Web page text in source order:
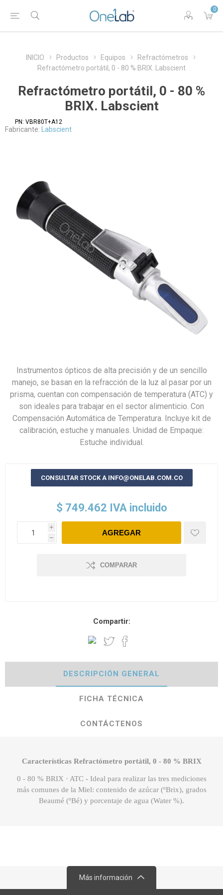
0
INICIO Productos Equipos
Refractómetros
Refractómetro portátil, 0 - 80 % BRIX. Labscient
Refractómetro portátil, 0 - 80 %
BRIX. Labscient
PN: VBR80T+A12
Fabricante: Labscient
Instrumentos ópticos de alta precisión y de un sencillo
manejo, se basan en la refracción de la luz al pasar por un
prisma, cuentan con compensación de temperatura (ATC) y
son ideales para trabajar en el sector alimenticio. Con
Compensación Automática de Temperatura. Incluye kit de
calibración, estuche y manuales. Unidad de Empaque:
Estuche individual.
CONSULTAR STOCK A INFO@ONELAB.COM.CO
$ 749.462 IVA incluido
i
h
COMPARAR
Compartir:
DESCRIPCIÓN GENERAL
FICHA TÉCNICA
CONTÁCTENOS
Características Refractómetro portátil, 0 - 80 % BRIX
0 - 80 % BRIX · ATC - Ideal para realizar las tres mediciones
más comunes de la Miel: contenido de azúcar (ºBrix), grados
Beaumé (ºBé) y porcentaje de agua (Water %).
Más información